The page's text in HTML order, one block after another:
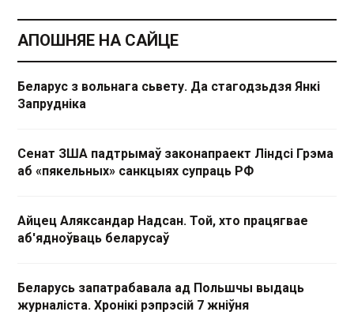
АПОШНЯЕ НА САЙЦЕ
Беларус з вольнага сьвету. Да стагодзьдзя Янкі
Запрудніка
Сенат ЗША падтрымаў законапраект Ліндсі Грэма
аб «пякельных» санкцыях супраць РФ
Айцец Аляксандар Надсан. Той, хто працягвае
аб'ядноўваць беларусаў
Беларусь запатрабавала ад Польшчы выдаць
журналіста. Хронікі рэпрэсій 7 жніўня